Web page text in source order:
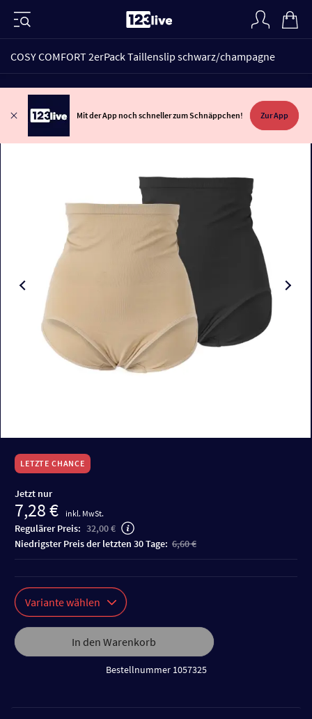
COSY COMFORT 2erPack Taillenslip schwarz/champagne
Mit der App noch schneller zum Schnäppchen! Zur App
LETZTE CHANCE
Jetzt nur
7,28 € inkl. MwSt.
Regulärer Preis: 32,00 €
niedrigster Preis der letzten 30 Tage: 6,60 €
Variante wählen
In den Warenkorb
Bestellnummer 1057325